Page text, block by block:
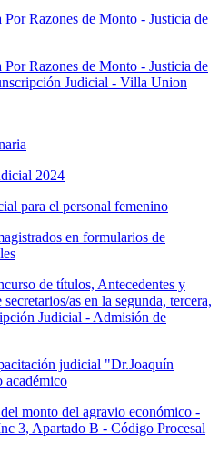
Razones de Monto - Justicia de
Razones de Monto - Justicia de
Judicial - Villa Union
2024
para el personal femenino
en formularios de
de títulos, Antecedentes y
as en la segunda, tercera,
Judicial - Admisión de
judicial "Dr.Joaquín
académico
monto del agravio económico -
3, Apartado B - Código Procesal